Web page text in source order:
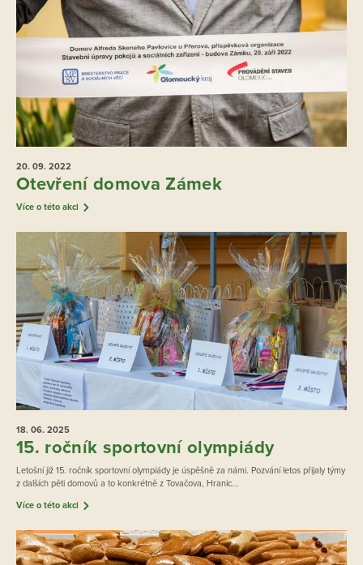
20. 09. 2022
Otevření domova Zámek
Více o této akci
18. 06. 2025
15. ročník sportovní olympiády
Letošní již 15. ročník sportovní olympiády je úspěšně za námi. Pozvání letos přijaly týmy
z dalších pěti domovů a to konkrétně z Tovačova, Hranic...
Více o této akci